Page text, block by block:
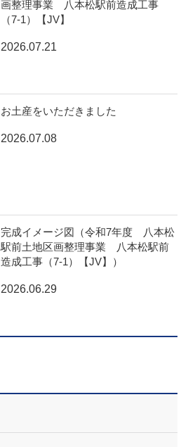
画整理事業 八本松駅前造成工事
（7-1）【JV】
2026.07.21
お土産をいただきました
2026.07.08
完成イメージ図（令和7年度 八本松
駅前土地区画整理事業 八本松駅前
造成工事（7-1）【JV】）
2026.06.29